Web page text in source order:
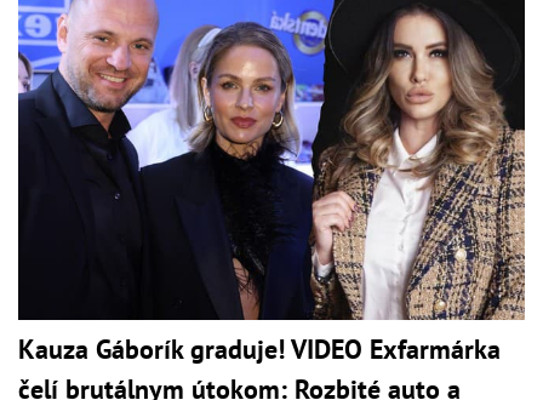
Kauza Gáborík graduje! VIDEO Exfarmárka
čelí brutálnym útokom: Rozbité auto a